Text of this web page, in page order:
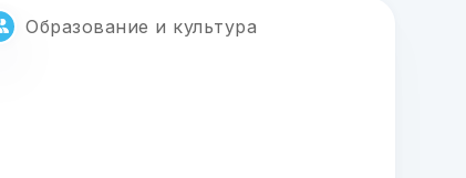
Образование и культура